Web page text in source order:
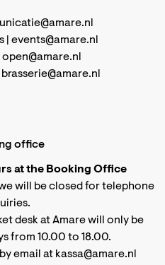
| events@amare.nl
open@amare.nl
brasserie@amare.nl
office
at the Booking Office
will be closed for telephone
desk at Amare will only be
from 10.00 to 18.00.
email at kassa@amare.nl